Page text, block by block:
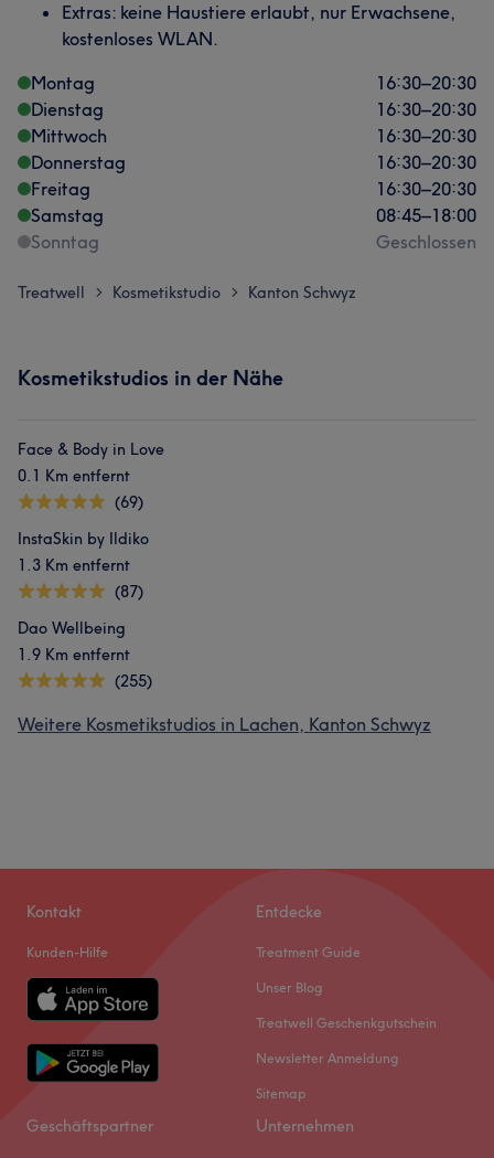
Extras: keine Haustiere erlaubt, nur Erwachsene,
kostenloses WLAN.
Montag
16:30–20:30
Dienstag
16:30–20:30
Mittwoch
16:30–20:30
Donnerstag
16:30–20:30
Freitag
16:30–20:30
Samstag
08:45–18:00
Sonntag
Geschlossen
Treatwell > Kosmetikstudio > Kanton Schwyz
Kosmetikstudios in der Nähe
Face & Body in Love
0.1 Km entfernt
(69)
InstaSkin by Ildiko
1.3 Km entfernt
(87)
Dao Wellbeing
1.9 Km entfernt
(255)
Weitere Kosmetikstudios in Lachen, Kanton Schwyz
Kontakt
Kunden-Hilfe
Entdecke
Treatment Guide
Unser Blog
Treatwell Geschenkgutschein
Newsletter Anmeldung
Sitemap
Geschäftspartner Unternehmen